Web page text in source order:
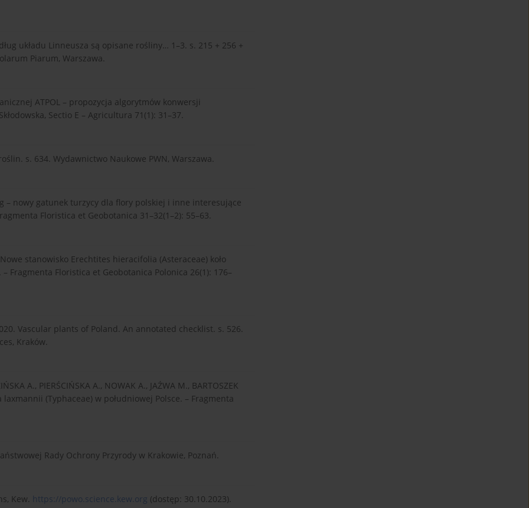
układu Linneusza są opisane rośliny… 1–3. s. 215 + 256 +
Piarum, Warszawa.
ATPOL – propozycja algorytmów konwersji
Sectio E – Agricultura 71(1): 31–37.
s. 634. Wydawnictwo Naukowe PWN, Warszawa.
– nowy gatunek turzycy dla flory polskiej i inne interesujące
Floristica et Geobotanica 31–32(1–2): 55–63.
Nowe stanowisko Erechtites hieracifolia (Asteraceae) koło
Fragmenta Floristica et Geobotanica Polonica 26(1): 176–
Vascular plants of Poland. An annotated checklist. s. 526.
Kraków.
A., PIERŚCIŃSKA A., NOWAK A., JAŹWA M., BARTOSZEK
(Typhaceae) w południowej Polsce. – Fragmenta
Rady Ochrony Przyrody w Krakowie, Poznań.
Kew. https://powo.science.kew.org (dostęp: 30.10.2023).